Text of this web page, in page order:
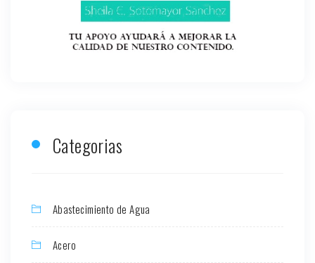
Categorias
Abastecimiento de Agua
Acero